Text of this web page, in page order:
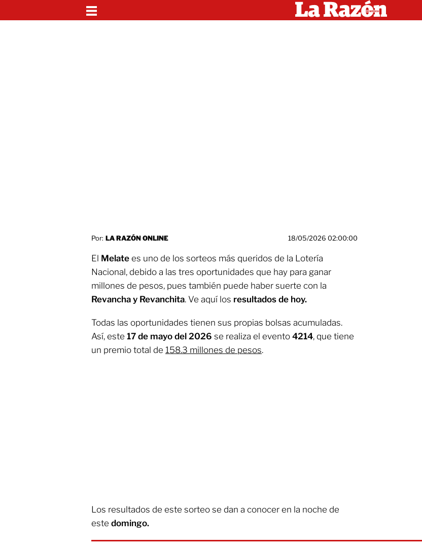
Por: LA RAZÓN ONLINE 18/05/2026 02:00:00
El Melate es uno de los sorteos más queridos de la Lotería
Nacional, debido a las tres oportunidades que hay para ganar
millones de pesos, pues también puede haber suerte con la
Revancha y Revanchita. Ve aquí los resultados de hoy.
Todas las oportunidades tienen sus propias bolsas acumuladas.
Así, este 17 de mayo del 2026 se realiza el evento 4214, que tiene
un premio total de 158.3 millones de pesos.
Los resultados de este sorteo se dan a conocer en la noche de
este domingo.